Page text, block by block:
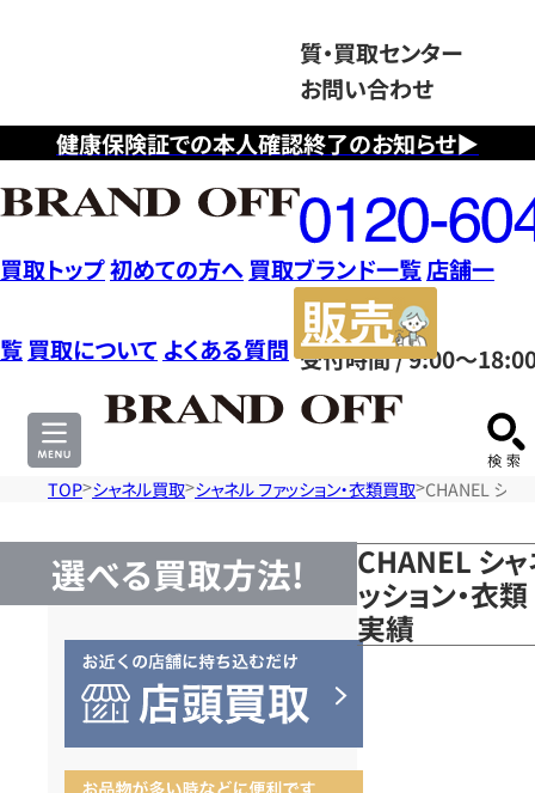
健康保険証での本人確認終了のお知らせ▶
質・買取センター
お問い合わせ
フ
リ
ー
ダ
イ
ヤ
ル
0120604117
受付時間 / 9:00～
買取トップ初めての方へ 買取ブランド一覧店舗一
覧 買取について よくある質問
サ
TOP シャネル買取 シャネル ファッション・衣類買取 CHANEL シャ
選べる買取方法!
CHANEL シ
ッション・衣
実績